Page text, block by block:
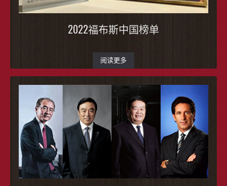
2022福布斯中国榜单
阅读更多